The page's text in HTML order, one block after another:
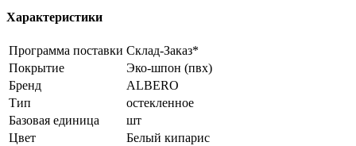
Характеристики
Программа поставки Склад-Заказ*
Покрытие
Эко-шпон (пвх)
Бренд
ALBERO
Тип
остекленное
Базовая единица
шт
Цвет
Белый кипарис